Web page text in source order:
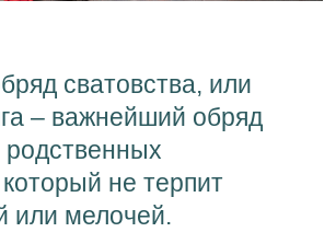
сватовства, или
– важнейший обряд
не терпит
или мелочей.